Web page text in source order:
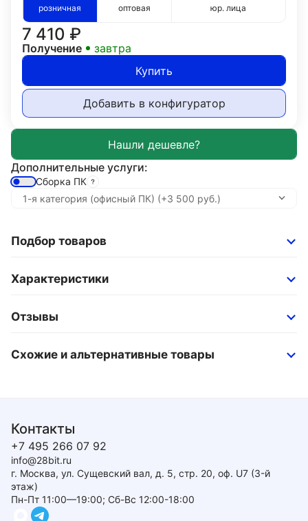
розничная оптовая юр. лица
7 410 ₽
Получение
завтра
Купить
Добавить в конфигуратор
Дополнительные услуги:
Сборка ПК
Подбор товаров
Характеристики
Отзывы
Схожие и альтернативные товары
Контакты
+7 495 266 07 92
info@28bit.ru
г. Москва, ул. Сущевский вал, д. 5, стр. 20, оф. U7 (3-й
этаж)
Пн-Пт 11:00—19:00; Сб-Вс 12:00-18:00